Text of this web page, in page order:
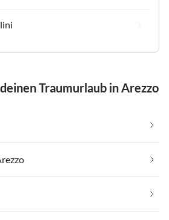
Traumurlaub in Arezzo